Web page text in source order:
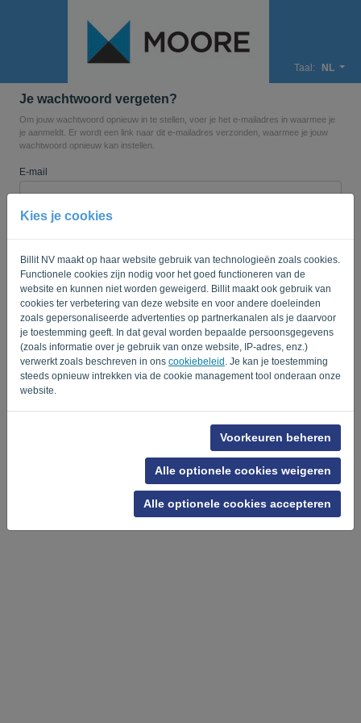
Kies je cookies
Billit NV maakt op haar website gebruik van technologieën zoals cookies.
Functionele cookies zijn nodig voor het goed functioneren van de
website en kunnen niet worden geweigerd. Billit maakt ook gebruik van
cookies ter verbetering van deze website en voor andere doeleinden
zoals gepersonaliseerde advertenties op partnerkanalen als je daarvoor
je toestemming geeft. In dat geval worden bepaalde persoonsgegevens
(zoals informatie over je gebruik van onze website, IP-adres, enz.)
verwerkt zoals beschreven in ons cookiebeleid . Je kan je toestemming
steeds opnieuw intrekken via de cookie management tool onderaan onze
website.
Voorkeuren beheren
Alle optionele cookies weigeren
Alle optionele cookies accepteren
Taal: NL
Je wachtwoord vergeten?
Om jouw wachtwoord opnieuw in te stellen, voer je het e-mailadres in waarmee je
je aanmeldt. Er wordt een link naar dit e-mailadres verzonden, waarmee je jouw
wachtwoord opnieuw kan instellen.
E-mail
VERSTUUR LINK
Terug naar login
Privacy Policy-Terms of Service.